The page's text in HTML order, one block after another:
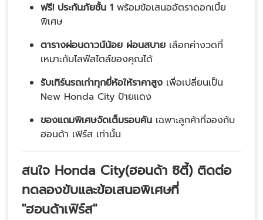
ฟรี! ประกันภัยชั้น 1 พร้อมข้อเสนออัตราดอกเบี้ย
พิเศษ
ตารางผ่อนดาวน์น้อย ผ่อนสบาย เลือกค่างวดที่
เหมาะกับไลฟ์สไตล์ของคุณได้
รับเทิร์นรถเก่าทุกยี่ห้อให้ราคาสูง เพื่อเปลี่ยนเป็น
New Honda City ป้ายแดง
ของแถมพิเศษจัดเต็มรอบคัน เฉพาะลูกค้าที่จองกับ
ฮอนด้า เฟิร์ส เท่านั้น
สนใจ Honda City(ฮอนด้า ซิตี้)ติดต่อ
ทดลองขับและข้อเสนอพิเศษที่
"ฮอนด้าเฟิร์ส"